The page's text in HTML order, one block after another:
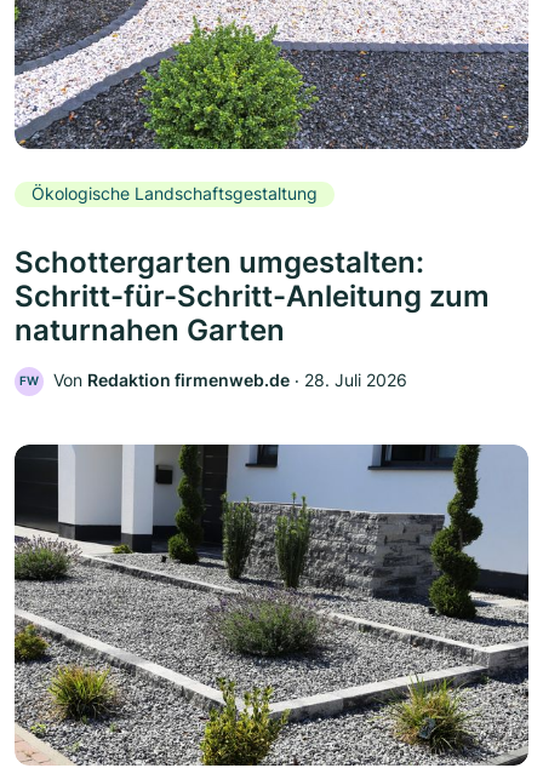
Ökologische Landschaftsgestaltung
Schottergarten umgestalten:
Schritt-für-Schritt-Anleitung zum
naturnahen Garten
FW Von Redaktion firmenweb.de ‧ 28. Juli 2026